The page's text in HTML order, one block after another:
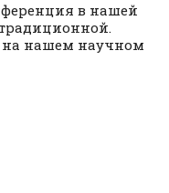
в нашей
на нашем научном